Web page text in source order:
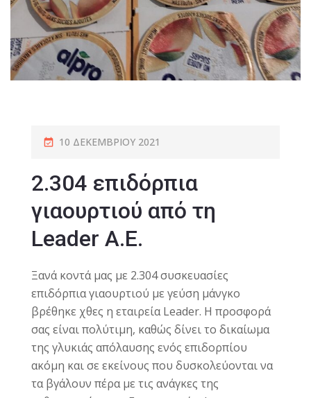
10 ΔΕΚΕΜΒΡΊΟΥ 2021
2.304 επιδόρπια
γιαουρτιού από τη
Leader A.E.
Ξανά κοντά μας με 2.304 συσκευασίες
επιδόρπια γιαουρτιού με γεύση μάνγκο
βρέθηκε χθες η εταιρεία Leader. H προσφορά
σας είναι πολύτιμη, καθώς δίνει το δικαίωμα
της γλυκιάς απόλαυσης ενός επιδορπίου
ακόμη και σε εκείνους που δυσκολεύονται να
τα βγάλουν πέρα με τις ανάγκες της